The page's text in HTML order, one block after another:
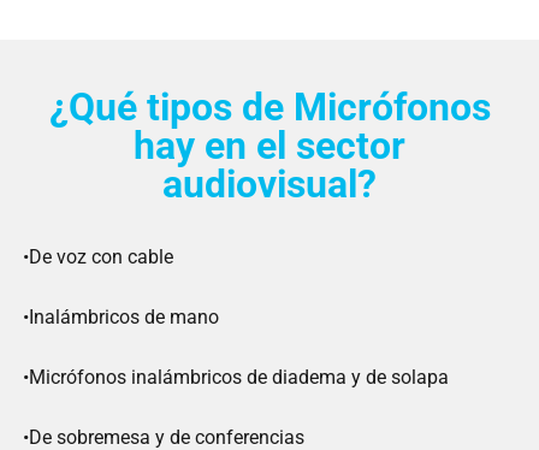
¿Qué tipos de Micrófonos
hay en el sector
audiovisual?
•De voz con cable
•Inalámbricos de mano
•Micrófonos inalámbricos de diadema y de solapa
•De sobremesa y de conferencias